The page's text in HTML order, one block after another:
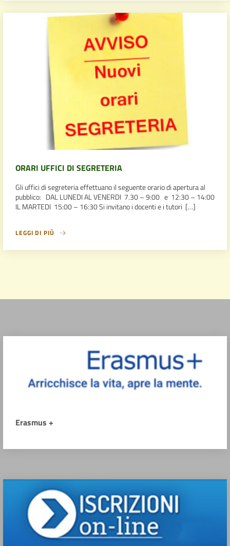
ORARI UFFICI DI SEGRETERIA
Gli uffici di segreteria effettuano il seguente orario di apertura al
pubblico: DAL LUNEDI AL VENERDI 7.30 – 9:00 e 12:30 – 14:00
IL MARTEDI 15:00 – 16:30 Si invitano i docenti e i tutori […]
LEGGI DI PIÙ
Erasmus +